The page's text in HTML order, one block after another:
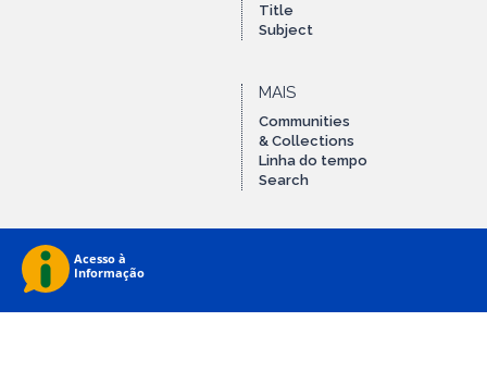
Title
Subject
MAIS
Communities
& Collections
Linha do tempo
Search